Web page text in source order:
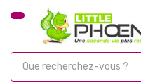
CATÉGORIE
Gamer